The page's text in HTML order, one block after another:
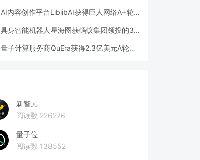
AI内容创作平台LiblibAI获得巨人网络A+轮数亿元融资
具身智能机器人星海图获蚂蚁集团领投的3亿元A轮融资
量子计算服务商QuEra获得2.3亿美元A轮融资
新智元
阅读数 226276
量子位
阅读数 138552